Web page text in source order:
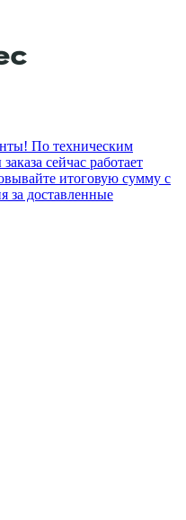
По техническим
сейчас работает
итоговую сумму с
за доставленные